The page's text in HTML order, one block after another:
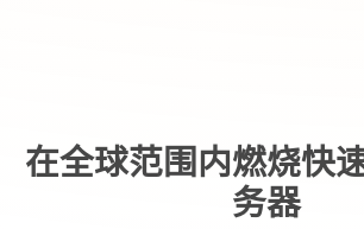
在全球范围内燃烧快
务器